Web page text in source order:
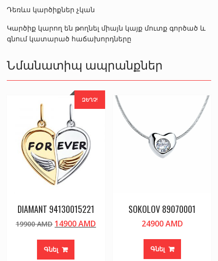
Դեռևս կարծիքներ չկան
Կարծիք կարող են թողնել միայն կայք մուտք գործած և
գնում կատարած հաճախորդները
Նմանատիպ ապրանքներ
ԶԵՂՉ!
DIAMANT 94130015221
19900AMD Original
was:
19900 AMD.
14900AMD
Գնել
SOKOLOV 89070001
24900AMD
Գնել